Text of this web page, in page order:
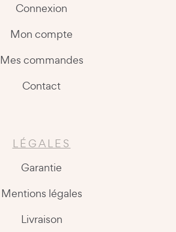
Connexion
Mon compte
Mes commandes
Contact
LÉGALES
Garantie
Mentions légales
Livraison